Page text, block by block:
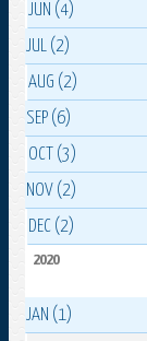
JUN (4)
JUL (2)
AUG (2)
SEP (6)
OCT (3)
NOV (2)
DEC (2)
2020
JAN (1)